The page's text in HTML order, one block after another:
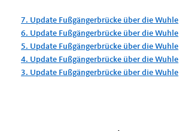
7. Update Fußgängerbrücke über die Wuhle
6. Update Fußgängerbrücke über die Wuhle
5. Update Fußgängerbrücke über die Wuhle
4. Update Fußgängerbrücke über die Wuhle
3. Update Fußgängerbrücke über die Wuhle